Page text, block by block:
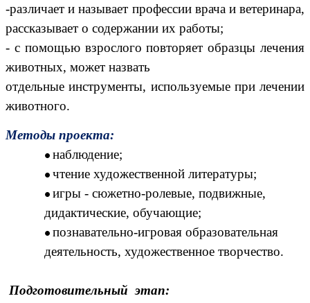
-различает и называет профессии врача и ветеринара,
рассказывает о содержании их работы;
- с помощью взрослого повторяет образцы лечения
животных, может назвать
отдельные инструменты, используемые при лечении
животного.
Методы проекта:
наблюдение;
чтение художественной литературы;
игры - сюжетно-ролевые, подвижные,
дидактические, обучающие;
познавательно-игровая образовательная
деятельность, художественное творчество.
Подготовительный этап: